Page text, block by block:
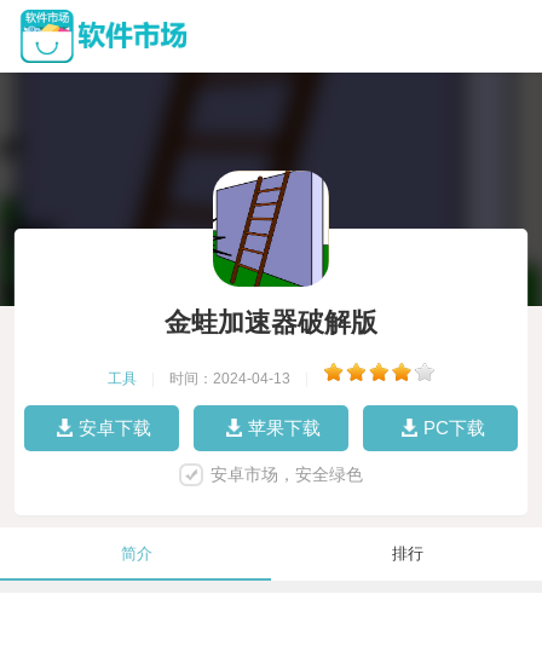
金蛙加速器破解版
工具 时间：2024-04-13
安卓下载 苹果下载 PC下载
安卓市场，安全绿色
简介 排行